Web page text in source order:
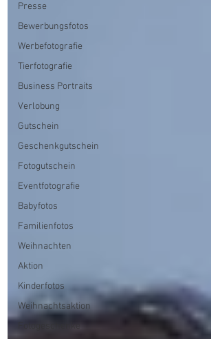
Presse
Bewerbungsfotos
Werbefotografie
Tierfotografie
Business Portraits
Verlobung
Gutschein
Geschenkgutschein
Fotogutschein
Eventfotografie
Babyfotos
Familienfotos
Weihnachten
Aktion
Kinderfotos
Weihnachtsaktion
Fotogeschenke